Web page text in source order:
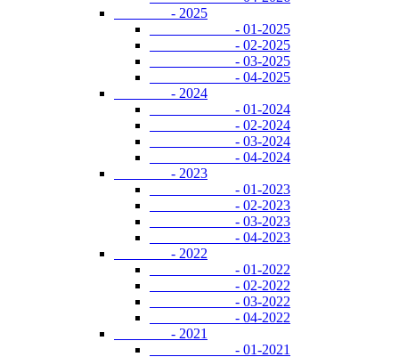
- 2025
- 01-2025
- 02-2025
- 03-2025
- 04-2025
- 2024
- 01-2024
- 02-2024
- 03-2024
- 04-2024
- 2023
- 01-2023
- 02-2023
- 03-2023
- 04-2023
- 2022
- 01-2022
- 02-2022
- 03-2022
- 04-2022
- 2021
- 01-2021